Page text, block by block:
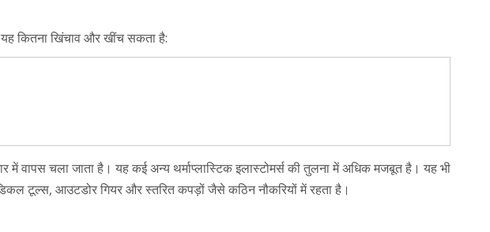
कितना खिंचाव और खींच सकता है:
चला जाता है। यह कई अन्य थर्माप्लास्टिक इलास्टोमर्स की तुलना में अधिक मजबूत है। यह भी
टूल्स, आउटडोर गियर और स्तरित कपड़ों जैसे कठिन नौकरियों में रहता है।